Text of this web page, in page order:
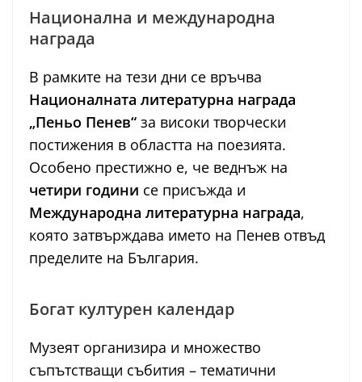
Национална и международна
награда
В рамките на тези дни се връчва
Националната литературна награда
„Пеньо Пенев“ за високи творчески
постижения в областта на поезията.
Особено престижно е, че веднъж на
четири години се присъжда и
Международна литературна награда,
която затвърждава името на Пенев отвъд
пределите на България.
Богат културен календар
Музеят организира и множество
съпътстващи събития – тематични